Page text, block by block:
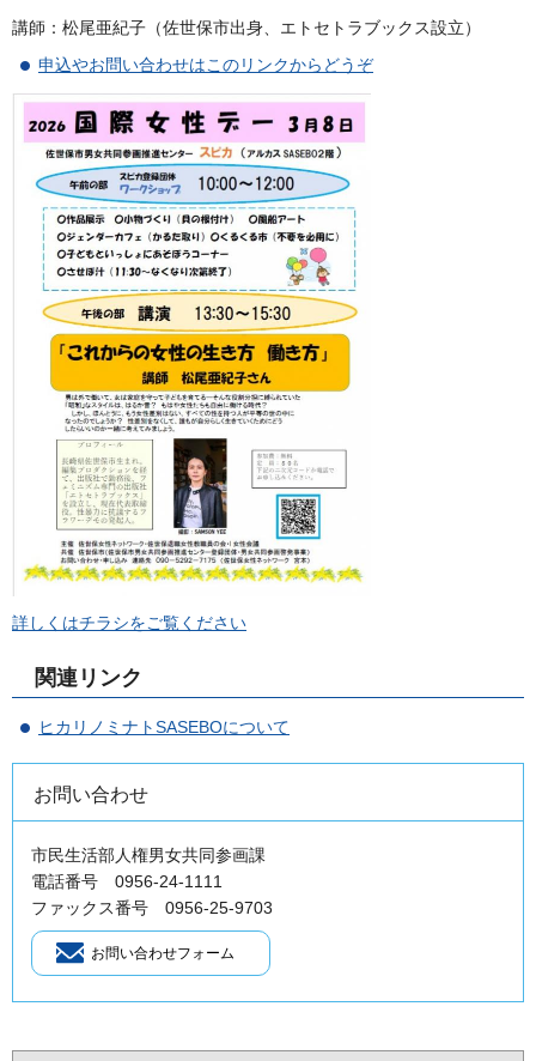
講師：松尾亜紀子（佐世保市出身、エトセトラブックス設立）
申込やお問い合わせはこのリンクからどうぞ
詳しくはチラシをご覧ください
関連リンク
ヒカリノミナトSASEBOについて
お問い合わせ
市民生活部人権男女共同参画課
電話番号 0956-24-1111
ファックス番号 0956-25-9703